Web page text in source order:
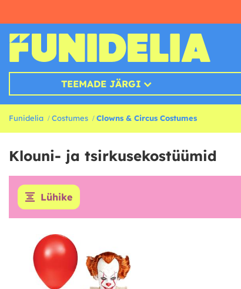
TEEMADE JÄRGI
Funidelia Costumes Clowns & Circus Costumes
Klouni- ja tsirkusekostüümid
Lühike